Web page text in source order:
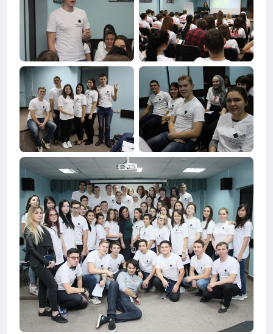
Положение по конкурсу Скачать
Положение премии Е.К. Завойского Скачать
Постановление КМ РТ от 21 05 2010 N
398 (ред от 28 10 2016)
Скачать
Приложение 3 Всерос олимпиады 2016
2017
Скачать
Форма сопроводительного листа Скачать
ХАКАТОН Скачать
Энергия молодежи 2017 (АГНИ,
г.Альметьевск)
Скачать
кмп2 Скачать